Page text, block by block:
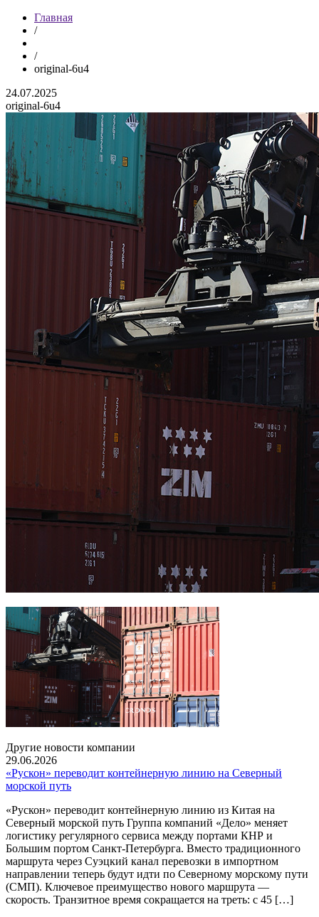
Главная
/
/
original-6u4
24.07.2025
original-6u4
Другие новости компании
29.06.2026
«Рускон» переводит контейнерную линию на Северный
морской путь
«Рускон» переводит контейнерную линию из Китая на
Северный морской путь Группа компаний «Дело» меняет
логистику регулярного сервиса между портами КНР и
Большим портом Санкт-Петербурга. Вместо традиционного
маршрута через Суэцкий канал перевозки в импортном
направлении теперь будут идти по Северному морскому пути
(СМП). Ключевое преимущество нового маршрута —
скорость. Транзитное время сокращается на треть: с 45 […]